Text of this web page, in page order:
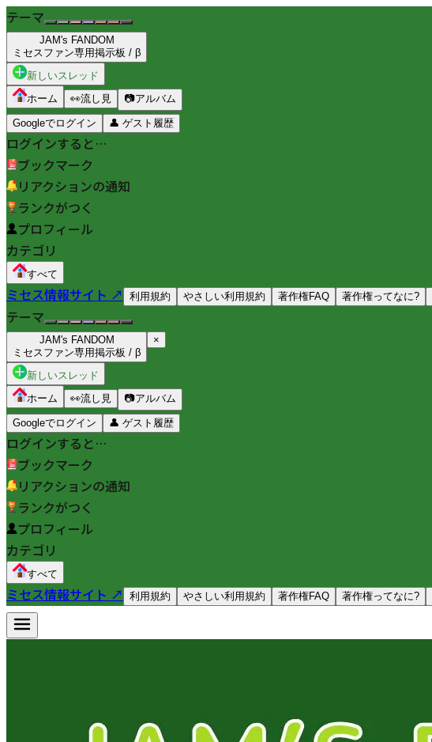
テーマ
JAM's FANDOM
ミセスファン専用掲示板 / β
新しいスレッド
ホーム
👀流し見 📷アルバム
Googleでログイン 👤 ゲスト履歴
ログインすると…
ブックマーク
リアクションの通知
ランクがつく
プロフィール
カテゴリ
すべて
ミセス情報サイト ↗ 利用規約 やさしい利用規約 著作権FAQ 著作権ってなに?
テーマ
JAM's FANDOM
ミセスファン専用掲示板 / β
×
新しいスレッド
ホーム
👀流し見 📷アルバム
Googleでログイン 👤 ゲスト履歴
ログインすると…
ブックマーク
リアクションの通知
ランクがつく
プロフィール
カテゴリ
すべて
ミセス情報サイト ↗ 利用規約 やさしい利用規約 著作権FAQ 著作権ってなに?